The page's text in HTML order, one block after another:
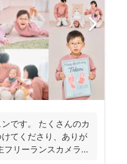
です。 たくさんのカ
てくださり、ありが
フリーランスカメラマ